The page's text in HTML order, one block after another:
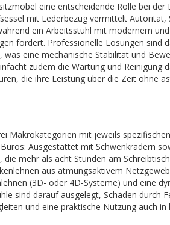
eine entscheidende Rolle bei
mit Lederbezug vermittelt Autorität,
ein Arbeitsstuhl mit modernem
fördert. Professionelle Lösungen sind
eine mechanische Stabilität und
zudem die Wartung und Reinigung
die ihre Leistung über die Zeit ohne
Makrokategorien mit jeweils
Ausgestattet mit Schwenkrädern
mehr als acht Stunden am
aus atmungsaktivem
(3D- oder 4D-Systeme) und eine
sind darauf ausgelegt, Schäden durch
und eine praktische Nutzung auch